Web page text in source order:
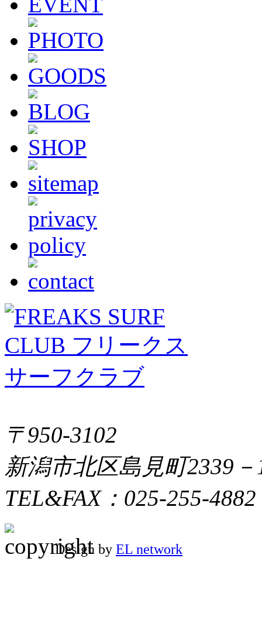
〒950-3102
新潟市北区島見町2339－
TEL&FAX：025-255-4882
Design by EL network